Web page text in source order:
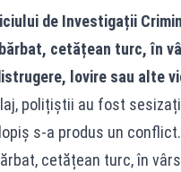
de Investigații
bărbat, cetățean turc, în
lovire sau alte
polițiștii au fost
s-a produs un
cetățean turc, în